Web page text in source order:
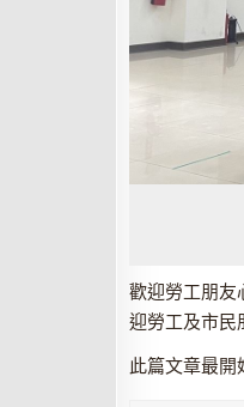
歡迎勞工朋
迎勞工及市民
此篇文章最開